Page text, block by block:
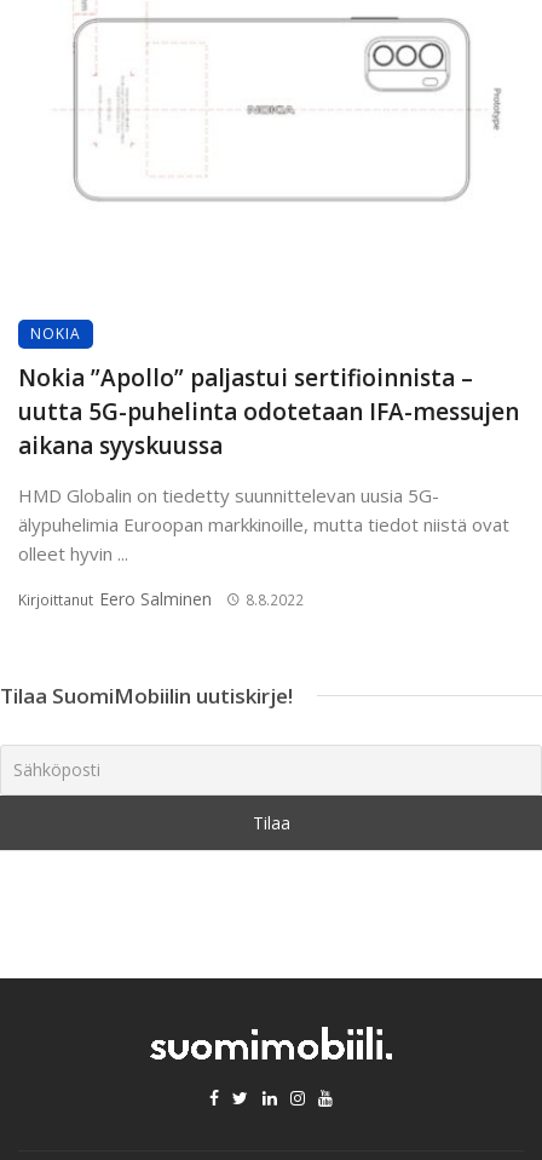
NOKIA
Nokia ”Apollo” paljastui sertifioinnista –
uutta 5G-puhelinta odotetaan IFA-messujen
aikana syyskuussa
HMD Globalin on tiedetty suunnittelevan uusia 5G-
älypuhelimia Euroopan markkinoille, mutta tiedot niistä ovat
olleet hyvin ...
Kirjoittanut Eero Salminen 8.8.2022
Tilaa SuomiMobiilin uutiskirje!